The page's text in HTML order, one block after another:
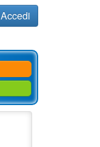
Accedi